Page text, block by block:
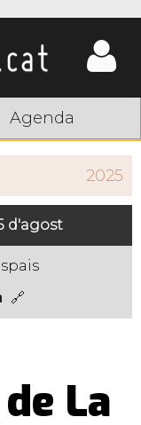
Agenda
2025
d'agost
La